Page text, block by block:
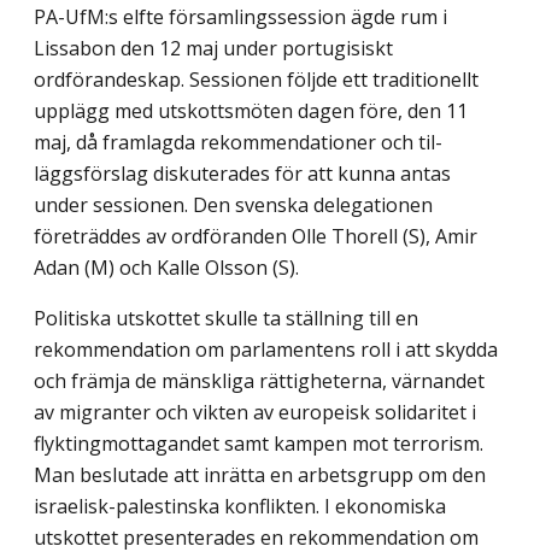
PA-UfM:s elfte församlingssession ägde rum i
Lissabon den 12 maj under portugisiskt
ordförandeskap. Sessionen följde ett traditionellt
upplägg med utskottsmöten dagen före, den 11
maj, då framlagda rekommendationer och til-
läggsförslag diskuterades för att kunna antas
under sessionen. Den svenska delegationen
företräddes av ordföranden Olle Thorell (S), Amir
Adan (M) och Kalle Olsson (S).
Politiska utskottet skulle ta ställning till en
rekommendation om parlamentens roll i att skydda
och främja de mänskliga rättigheterna, värnandet
av migranter och vikten av europeisk solidaritet i
flyktingmottagandet samt kampen mot terrorism.
Man beslutade att inrätta en arbetsgrupp om den
israelisk-palestinska konflikten. I ekonomiska
utskottet presenterades en rekommendation om